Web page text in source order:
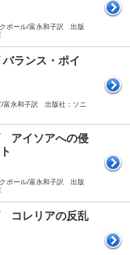
ポール/富永和子訳 出版
ランス・ポイ
/富永和子訳 出版社：ソニ
アイソアへの侵
ポール/富永和子訳 出版
コレリアの反乱